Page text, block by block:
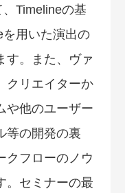
Timelineの基
用いた演出の
す。また、ヴァ
クリエイターか
や他のユーザー
等の開発の裏
クフローのノウ
。セミナーの最